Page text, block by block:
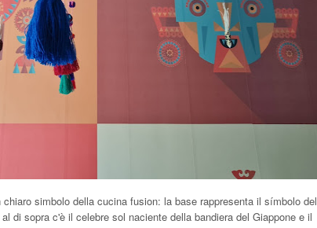
simbolo della cucina fusion: la base rappresenta il símbolo del
di sopra c'è il celebre sol naciente della bandiera del Giappone e il